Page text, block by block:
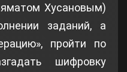
Хусановым)
заданий, а
пройти по
шифровку